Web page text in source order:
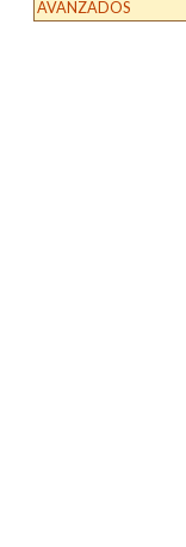
AVANZADOS